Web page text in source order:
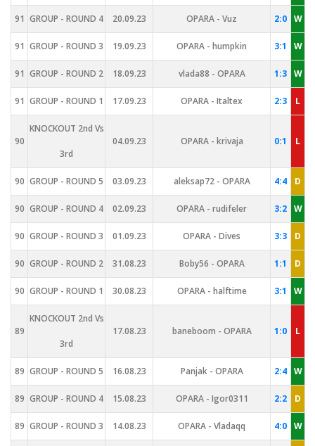
91 GROUP - ROUND 4 20.09.23 OPARA - Vuz 2:0 W
91 GROUP - ROUND 3 19.09.23 OPARA - humpkin 3:1 W
91 GROUP - ROUND 2 18.09.23 vlada88 - OPARA 1:3 W
91 GROUP - ROUND 1 17.09.23 OPARA - Italtex 2:3 L
90
KNOCKOUT 2nd Vs
3rd
04.09.23 OPARA - krivaja 0:1 L
90 GROUP - ROUND 5 03.09.23 aleksap72 - OPARA 4:4 D
90 GROUP - ROUND 4 02.09.23 OPARA - rudifeler 3:2 W
90 GROUP - ROUND 3 01.09.23 OPARA - Dives 3:3 D
90 GROUP - ROUND 2 31.08.23 Boby56 - OPARA 1:1 D
90 GROUP - ROUND 1 30.08.23 OPARA - halftime 3:1 W
89
KNOCKOUT 2nd Vs
3rd
17.08.23 baneboom - OPARA 1:0 L
89 GROUP - ROUND 5 16.08.23 Panjak - OPARA 2:4 W
89 GROUP - ROUND 4 15.08.23 OPARA - Igor0311 2:2 D
89 GROUP - ROUND 3 14.08.23 OPARA - Vladaqq 4:0 W